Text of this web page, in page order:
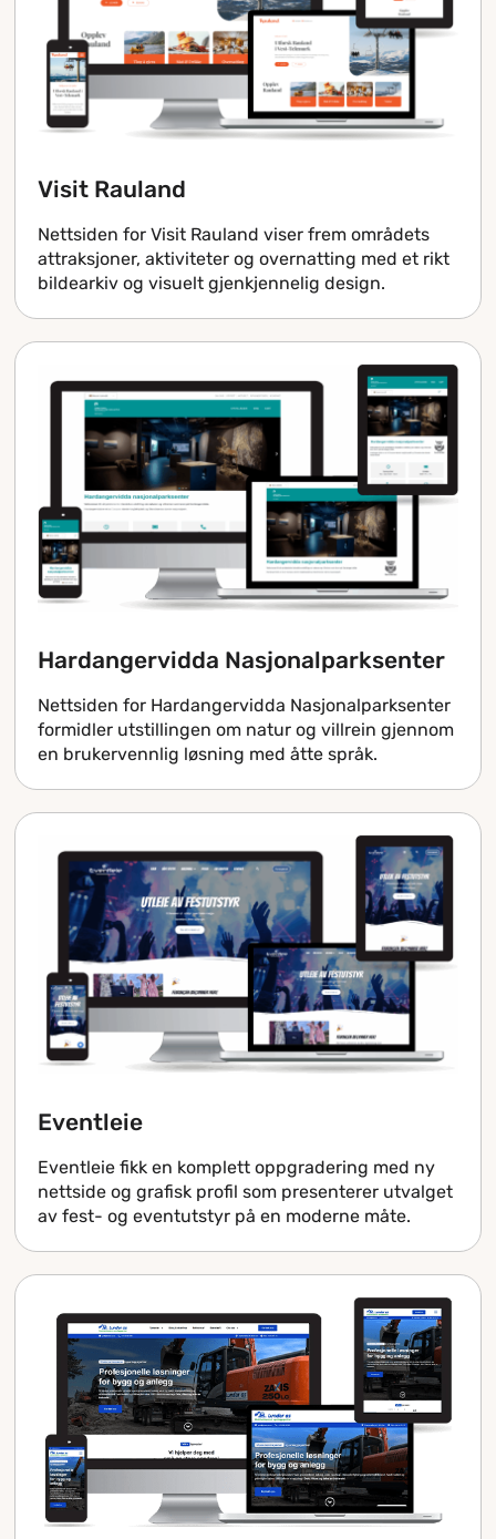
Visit Rauland
Nettsiden for Visit Rauland viser frem områdets
attraksjoner, aktiviteter og overnatting med et rikt
bildearkiv og visuelt gjenkjennelig design.
Hardangervidda Nasjonalparksenter
Nettsiden for Hardangervidda Nasjonalparksenter
formidler utstillingen om natur og villrein gjennom
en brukervennlig løsning med åtte språk.
Eventleie
Eventleie fikk en komplett oppgradering med ny
nettside og grafisk profil som presenterer utvalget
av fest- og eventutstyr på en moderne måte.